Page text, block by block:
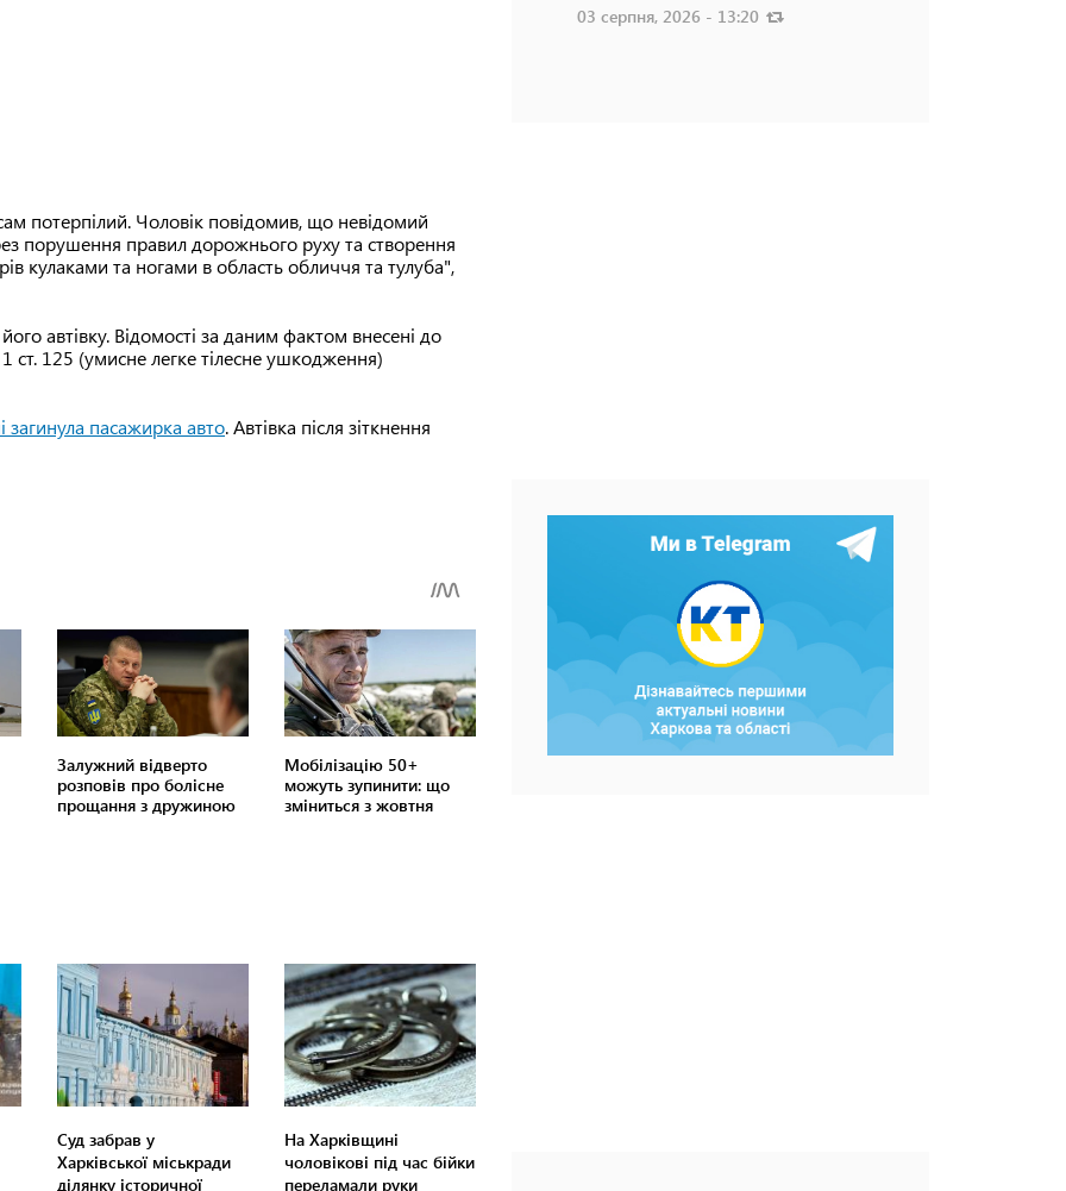
потерпілий. Чоловік повідомив, що невідомий
порушення правил дорожнього руху та створення
кулаками та ногами в область обличчя та тулуба",
автівку. Відомості за даним фактом внесені до
ст. 125 (умисне легке тілесне ушкодження)
загинула пасажирка авто. Автівка після зіткнення
Суд забрав у
Харківської міськради
ділянку історичної
На Харківщині
чоловікові під час бійки
переламали руки
03 серпня, 2026 - 13:20